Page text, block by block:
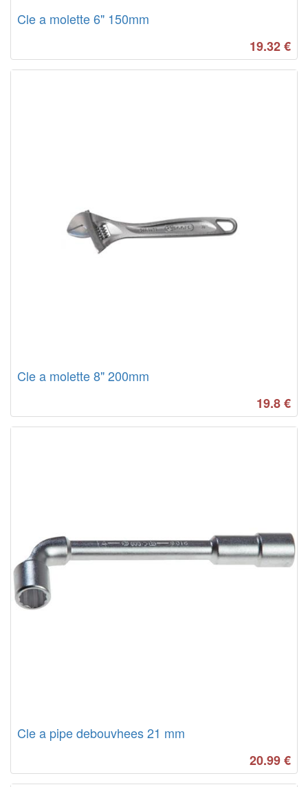
Cle a molette 6" 150mm
19.32€
Cle a molette 8" 200mm
19.8€
Cle a pipe debouvhees 21 mm
20.99€